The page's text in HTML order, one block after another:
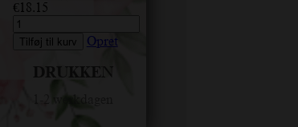
€18.15
Tak,
rosenbusk,
hjerte,
Tilføj til kurv Opret